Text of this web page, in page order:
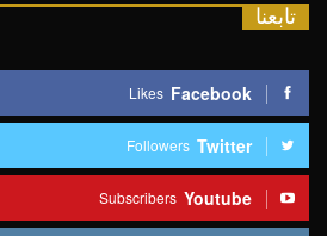
تابعنا
Facebook
Likes
Twitter
Followers
Youtube
Subscribers